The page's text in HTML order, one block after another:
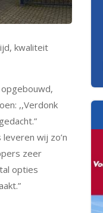
kwaliteit
,,Verdonk
wij zo’n
zeer
opties